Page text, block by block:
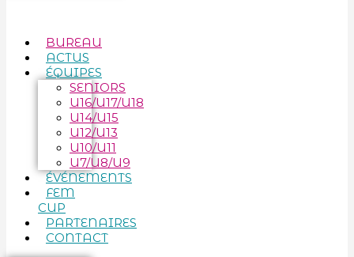
BUREAU
ACTUS
ÉQUIPES
SENIORS
U16/U17/U18
U14/U15
U12/U13
U10/U11
U7/U8/U9
ÉVÉNEMENTS
FEM
CUP
PARTENAIRES
CONTACT